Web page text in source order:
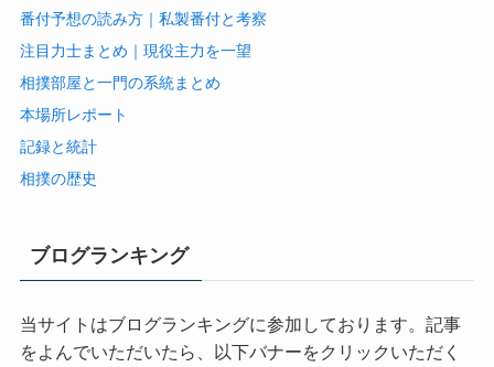
番付予想の読み方｜私製番付と考察
注目力士まとめ｜現役主力を一望
相撲部屋と一門の系統まとめ
本場所レポート
記録と統計
相撲の歴史
ブログランキング
当サイトはブログランキングに参加しております。記事
をよんでいただいたら、以下バナーをクリックいただく